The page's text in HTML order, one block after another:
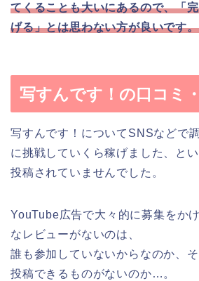
てくることも大いにあるので、「
げる」とは思わない方が良いです。
写すんです！の口コミ
写すんです！についてSNSなどで
に挑戦していくら稼げました、と
投稿されていませんでした。
YouTube広告で大々的に募集をか
なレビューがないのは、
誰も参加していないからなのか、
投稿できるものがないのか…。